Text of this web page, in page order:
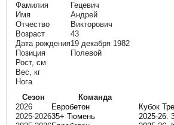
Фамилия
Гецевич
Имя
Андрей
Отчество
Викторович
Возраст
43
Дата рождения19 декабря 1982
Позиция
Полевой
Рост, см
Вес, кг
Нога
Сезон
Команда
2026
Евробетон
Кубок
2025-202635+ Тюмень
2025-26.